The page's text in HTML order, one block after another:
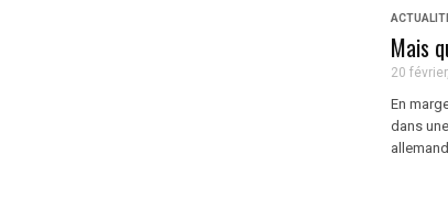
Mais
20
En
dans